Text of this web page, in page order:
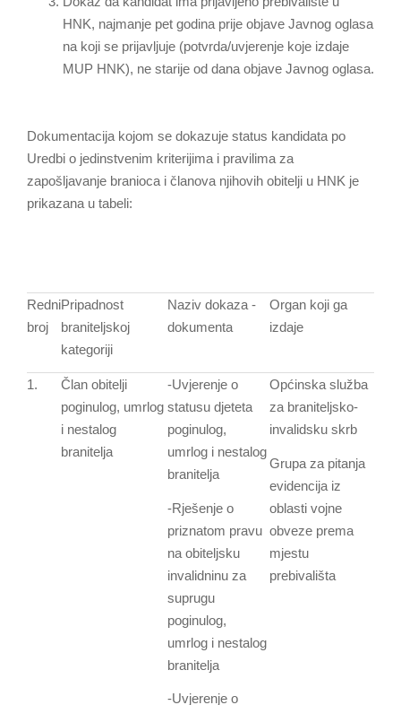
HNK, najmanje pet godina prije objave Javnog oglasa
na koji se prijavljuje (potvrda/uvjerenje koje izdaje
MUP HNK), ne starije od dana objave Javnog oglasa.
Dokumentacija kojom se dokazuje status kandidata po
Uredbi o jedinstvenim kriterijima i pravilima za
zapošljavanje branioca i članova njihovih obitelji u HNK je
prikazana u tabeli:
Redni
broj
Pripadnost
braniteljskoj
kategoriji
Naziv dokaza -
dokumenta
Organ koji ga
izdaje
1.
Član obitelji
poginulog, umrlog
i nestalog
branitelja
-Uvjerenje o
statusu djeteta
poginulog,
umrlog i nestalog
branitelja
-Rješenje o
priznatom pravu
na obiteljsku
invalidninu za
suprugu
poginulog,
umrlog i nestalog
branitelja
-Uvjerenje o
Općinska služba
za braniteljsko-
invalidsku skrb
Grupa za pitanja
evidencija iz
oblasti vojne
obveze prema
mjestu
prebivališta